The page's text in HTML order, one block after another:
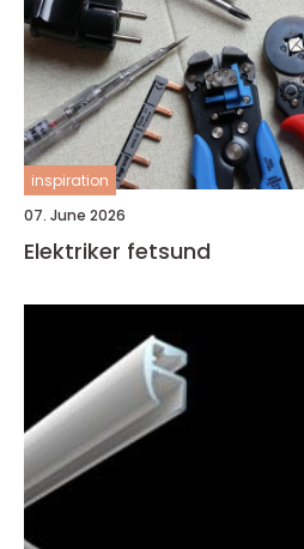
inspiration
07. June 2026
Elektriker fetsund